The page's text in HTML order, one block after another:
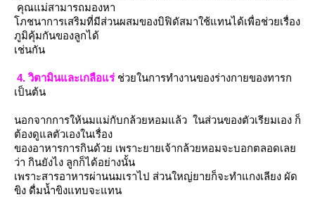
คุณแม่สามารถมองหา
ภชนาการเสริมที่มีส่วนผสมของบิฟิดัสมาใช้แทนได้เพื่อช่วยเรื่อง
ภูมิคุ้มกันของลูกได้
เช่นกัน
4. วิตามินและเกลือแร่ช่วยในการทำงานของร่างกายของทารก
เป็นต้น
นอกจากการให้นมแม่กับกล้วยหอมแล้ว ในส่วนของตัวเรียมเอง ก็
ต้องดูแลตัวเองในเรื่อง
ของอาหารการกินด้วย เพราะยายเจ้ากล้วยหอมจะบอกตลอดเล
ว่า กินยังไง ลูกก็ได้อย่างนั้น
เพราะสารอาหารผ่านนมเราไป ส่วนใหญ่ยายก็จะทำแกงเลียง ผัด
ขิง ดื่มน้ำขิงแทบจะแทน